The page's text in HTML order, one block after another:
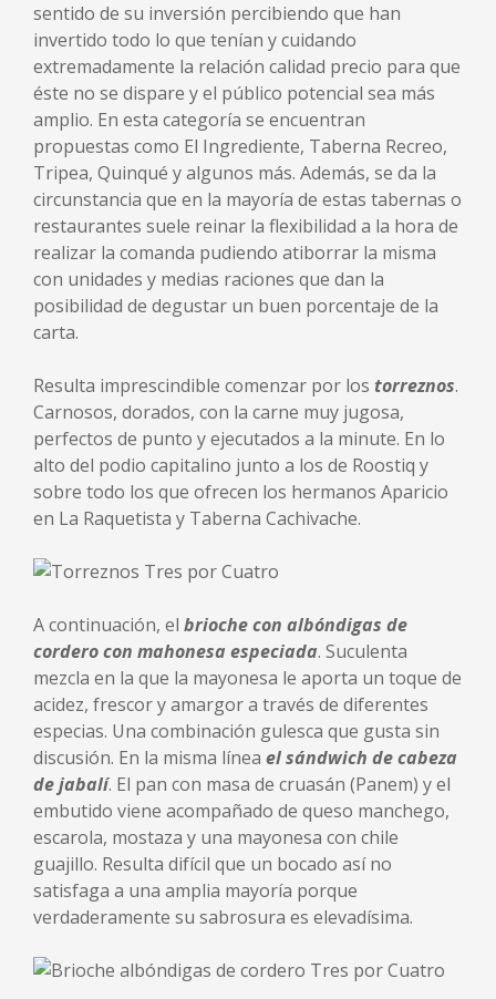
sentido de su inversión percibiendo que han
invertido todo lo que tenían y cuidando
extremadamente la relación calidad precio para que
éste no se dispare y el público potencial sea más
amplio. En esta categoría se encuentran
propuestas como El Ingrediente, Taberna Recreo,
Tripea, Quinqué y algunos más. Además, se da la
circunstancia que en la mayoría de estas tabernas o
restaurantes suele reinar la flexibilidad a la hora de
realizar la comanda pudiendo atiborrar la misma
con unidades y medias raciones que dan la
posibilidad de degustar un buen porcentaje de la
carta.
Resulta imprescindible comenzar por los torreznos.
Carnosos, dorados, con la carne muy jugosa,
perfectos de punto y ejecutados a la minute. En lo
alto del podio capitalino junto a los de Roostiq y
sobre todo los que ofrecen los hermanos Aparicio
en La Raquetista y Taberna Cachivache.
A continuación, el brioche con albóndigas de
cordero con mahonesa especiada. Suculenta
mezcla en la que la mayonesa le aporta un toque de
acidez, frescor y amargor a través de diferentes
especias. Una combinación gulesca que gusta sin
discusión. En la misma línea el sándwich de cabeza
de jabalí. El pan con masa de cruasán (Panem) y el
embutido viene acompañado de queso manchego,
escarola, mostaza y una mayonesa con chile
guajillo. Resulta difícil que un bocado así no
satisfaga a una amplia mayoría porque
verdaderamente su sabrosura es elevadísima.